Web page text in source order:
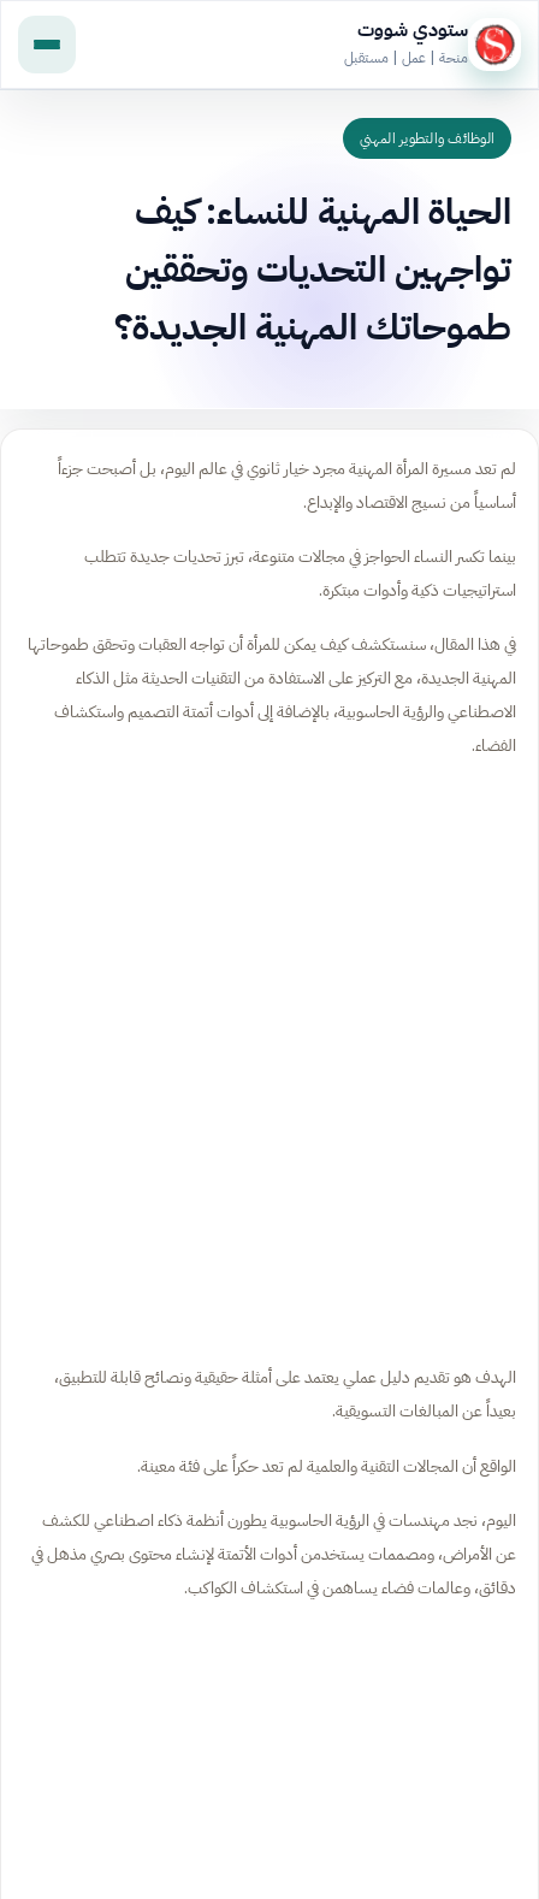
ستودي شووت
منحة | عمل | مستقبل
الوظائف والتطوير المهني
الحياة المهنية للنساء: كيف
تواجهين التحديات وتحققين
طموحاتك المهنية الجديدة؟
لم تعد مسيرة المرأة المهنية مجرد خيار ثانوي في عالم اليوم، بل أصبحت جزءاً
أساسياً من نسيج الاقتصاد والإبداع.
بينما تكسر النساء الحواجز في مجالات متنوعة، تبرز تحديات جديدة تتطلب
استراتيجيات ذكية وأدوات مبتكرة.
في هذا المقال، سنستكشف كيف يمكن للمرأة أن تواجه العقبات وتحقق طموحاتها
المهنية الجديدة، مع التركيز على الاستفادة من التقنيات الحديثة مثل الذكاء
الاصطناعي والرؤية الحاسوبية، بالإضافة إلى أدوات أتمتة التصميم واستكشاف
الفضاء.
الهدف هو تقديم دليل عملي يعتمد على أمثلة حقيقية ونصائح قابلة للتطبيق،
بعيداً عن المبالغات التسويقية.
الواقع أن المجالات التقنية والعلمية لم تعد حكراً على فئة معينة.
اليوم، نجد مهندسات في الرؤية الحاسوبية يطورن أنظمة ذكاء اصطناعي للكشف
عن الأمراض، ومصممات يستخدمن أدوات الأتمتة لإنشاء محتوى بصري مذهل في
دقائق، وعالمات فضاء يساهمن في استكشاف الكواكب.